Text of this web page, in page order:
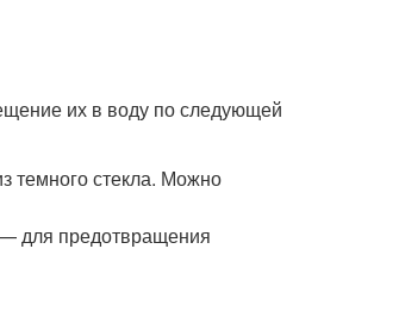
их в воду по следующей
темного стекла. Можно
— для предотвращения